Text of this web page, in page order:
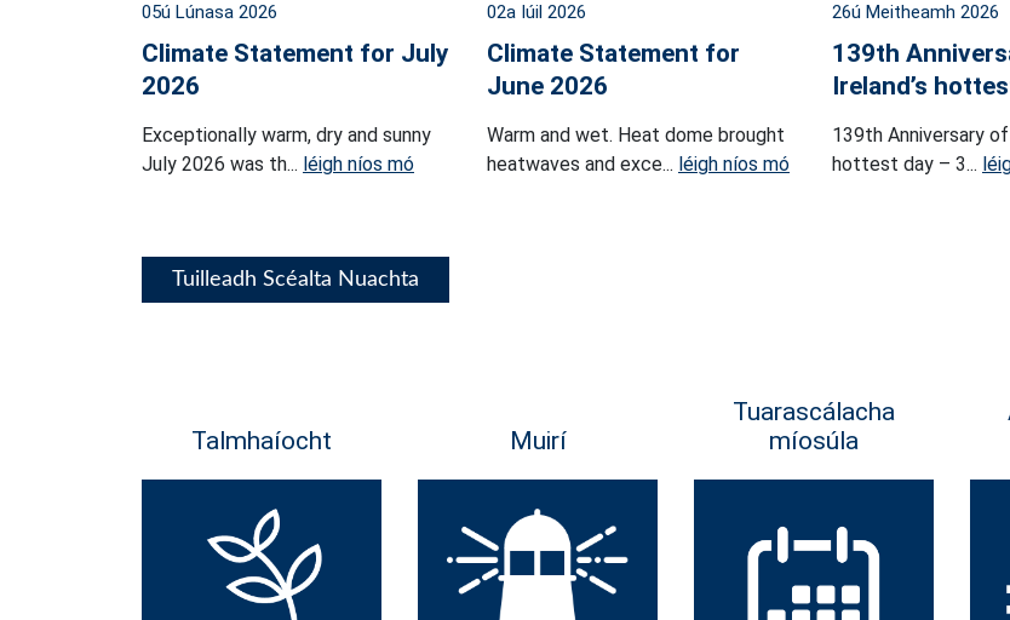
05ú Lúnasa 2026
Climate Statement for July
2026
Exceptionally warm, dry and sunny
July 2026 was th... léigh níos mó
02a Iúil 2026
Climate Statement for
June 2026
Warm and wet. Heat dome brought
heatwaves and exce... léigh níos mó
26ú Meitheamh 2026
139th
Ireland’s
139th Anniversary of
hottest day – 3...
Tuilleadh Scéalta Nuachta
Talmhaíocht Muirí
Tuarascálacha
míosúla